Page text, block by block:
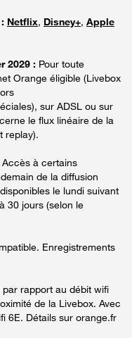
Netflix, Disney+, Apple
2029 : Pour toute
Orange éligible (Livebox
sur ADSL ou sur
le flux linéaire de la
replay).
à certains
de la diffusion
le lundi suivant
30 jours (selon le
Enregistrements
rapport au débit wifi
de la Livebox. Avec
6E. Détails sur orange.fr